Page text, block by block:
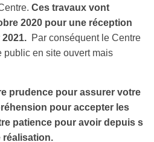
Ces travaux vont
2020 pour une réception
Par conséquent le Centre
en site ouvert mais
prudence pour assurer votre
pour accepter les
patience pour avoir depuis s
réalisation.